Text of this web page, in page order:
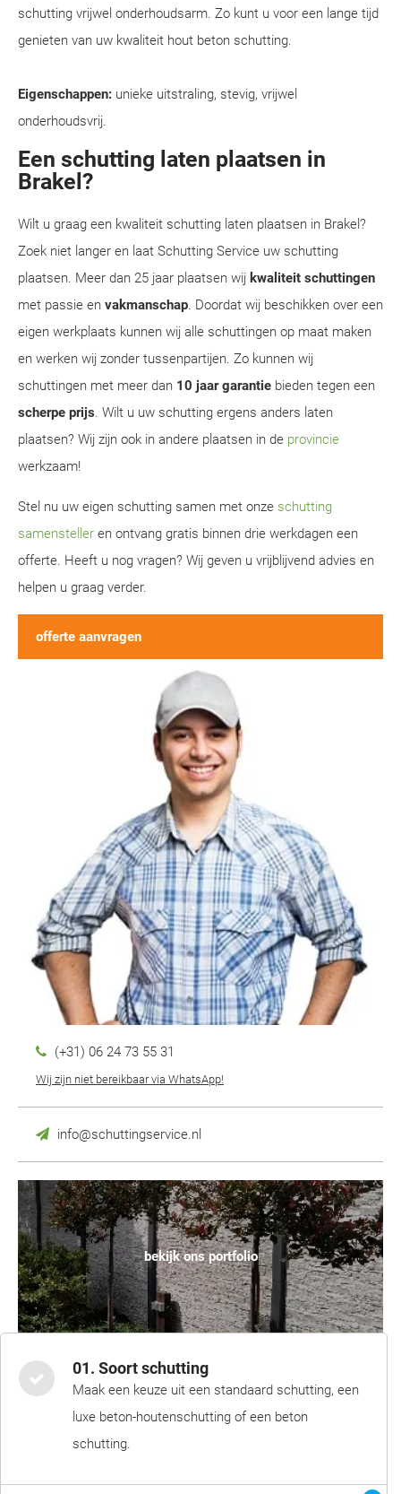
schutting vrijwel onderhoudsarm. Zo kunt u voor een lange tijd
genieten van uw kwaliteit hout beton schutting.
Eigenschappen: unieke uitstraling, stevig, vrijwel
onderhoudsvrij.
Een schutting laten plaatsen in
Brakel?
Wilt u graag een kwaliteit schutting laten plaatsen in Brakel?
Zoek niet langer en laat Schutting Service uw schutting
plaatsen. Meer dan 25 jaar plaatsen wij kwaliteit schuttingen
met passie en vakmanschap. Doordat wij beschikken over een
eigen werkplaats kunnen wij alle schuttingen op maat maken
en werken wij zonder tussenpartijen. Zo kunnen wij
schuttingen met meer dan 10 jaar garantie bieden tegen een
scherpe prijs. Wilt u uw schutting ergens anders laten
plaatsen? Wij zijn ook in andere plaatsen in de provincie
werkzaam!
Stel nu uw eigen schutting samen met onze schutting
samensteller en ontvang gratis binnen drie werkdagen een
offerte. Heeft u nog vragen? Wij geven u vrijblijvend advies en
helpen u graag verder.
offerte aanvragen
(+31) 06 24 73 55 31
Wij zijn niet bereikbaar via WhatsApp!
info@schuttingservice.nl
bekijk ons portfolio
01. Soort schutting
Maak een keuze uit een standaard schutting, een
luxe beton-houtenschutting of een beton
schutting.